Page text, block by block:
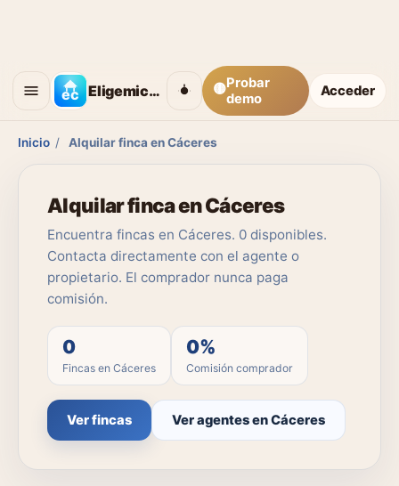
Eligemicasa 🟡Probar
demo
Acceder
Inicio / Alquilar finca en Cáceres
Alquilar finca en Cáceres
Encuentra fincas en Cáceres. 0 disponibles.
Contacta directamente con el agente o
propietario. El comprador nunca paga
comisión.
0
Fincas en Cáceres
0%
Comisión comprador
Ver fincas Ver agentes en Cáceres